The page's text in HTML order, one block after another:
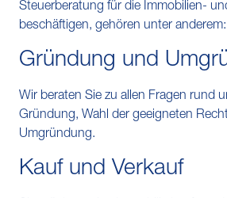
Steuerberatung für die Immobilien-
beschäftigen, gehören unter anderem:
Gründung und
Wir beraten Sie zu allen Fragen rund
Gründung, Wahl der geeigneten
Umgründung.
Kauf und Verkauf